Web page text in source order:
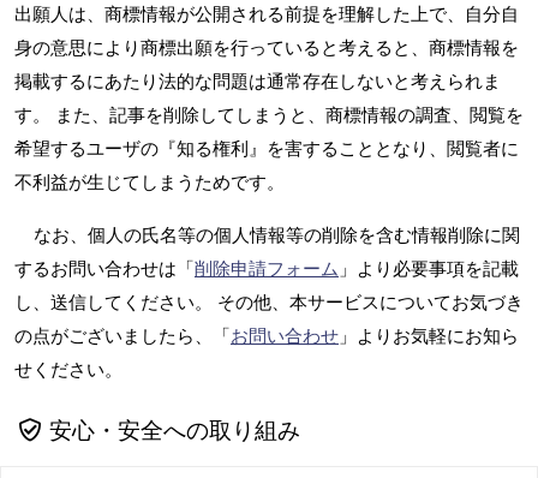
出願人は、商標情報が公開される前提を理解した上で、自分自
身の意思により商標出願を行っていると考えると、商標情報を
掲載するにあたり法的な問題は通常存在しないと考えられま
す。 また、記事を削除してしまうと、商標情報の調査、閲覧を
希望するユーザの『知る権利』を害することとなり、閲覧者に
不利益が生じてしまうためです。
なお、個人の氏名等の個人情報等の削除を含む情報削除に関
するお問い合わせは「削除申請フォーム 」より必要事項を記載
し、送信してください。 その他、本サービスについてお気づき
の点がございましたら、「お問い合わせ 」よりお気軽にお知ら
せください。
安心・安全への取り組み